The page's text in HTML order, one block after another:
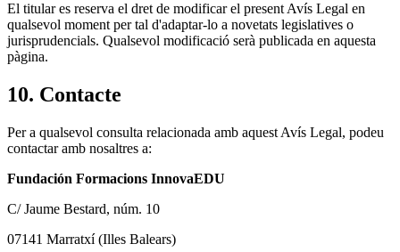
El titular es reserva el dret de modificar el present Avís Legal en
qualsevol moment per tal d'adaptar-lo a novetats legislatives o
jurisprudencials. Qualsevol modificació serà publicada en aquesta
pàgina.
10. Contacte
Per a qualsevol consulta relacionada amb aquest Avís Legal, podeu
contactar amb nosaltres a:
Fundación Formacions InnovaEDU
C/ Jaume Bestard, núm. 10
07141 Marratxí (Illes Balears)